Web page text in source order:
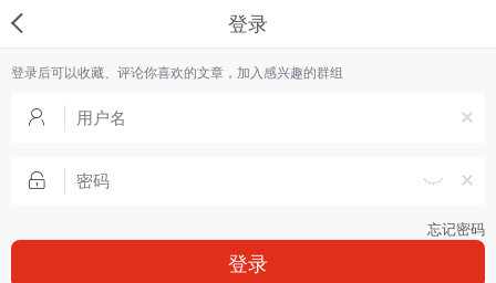
登录
登录后可以收藏、评论你喜欢的文章，加入感兴趣的群组
忘记密码
登录